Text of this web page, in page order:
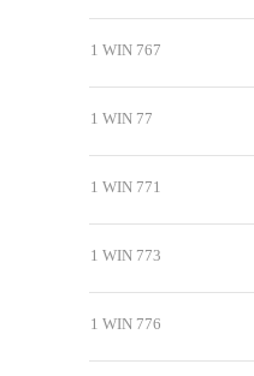
1 WIN 767
1 WIN 77
1 WIN 771
1 WIN 773
1 WIN 776